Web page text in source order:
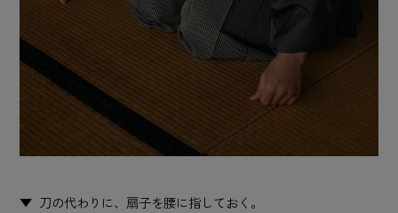
刀の代わりに、扇子を腰に指しておく。